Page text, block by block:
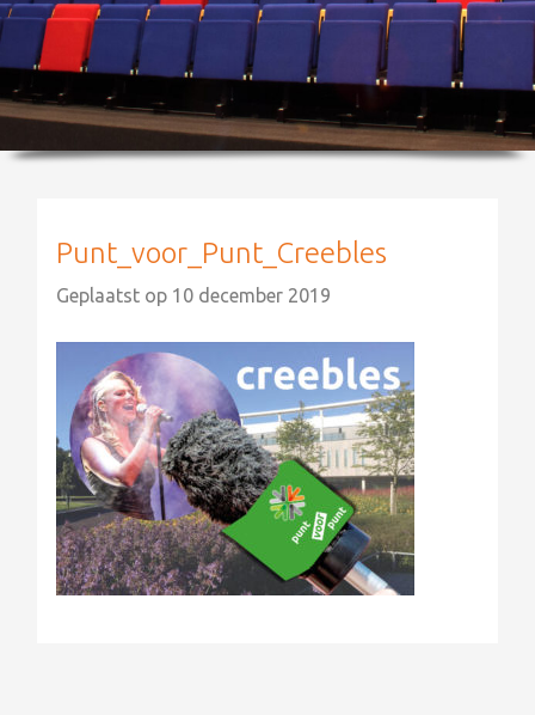
grand café
zakelijk
over ons
Punt_voor_Punt_Creebles
Geplaatst op 10 december 2019